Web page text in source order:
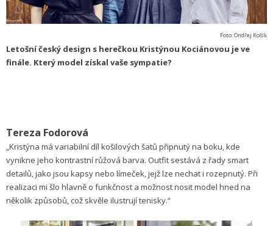
Foto: Ondřej Košík
Letošní český design s herečkou Kristýnou Kociánovou je ve
finále. Který model získal vaše sympatie?
Tereza Fodorová
„Kristýna má variabilní díl košilových šatů připnutý na boku, kde
vynikne jeho kontrastní růžová barva. Outfit sestává z řady smart
detailů, jako jsou kapsy nebo límeček, jejž lze nechat i rozepnutý. Při
realizaci mi šlo hlavně o funkčnost a možnost nosit model hned na
několik způsobů, což skvěle ilustrují tenisky.“